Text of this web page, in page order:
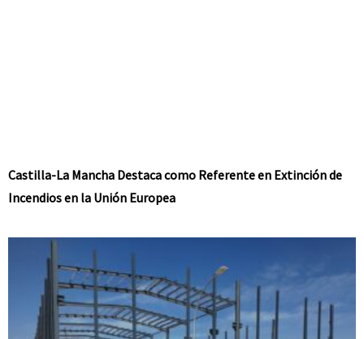
Castilla-La Mancha Destaca como Referente en Extinción de
Incendios en la Unión Europea